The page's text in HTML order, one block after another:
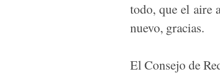
todo, que el aire
nuevo, gracias.
El Consejo de